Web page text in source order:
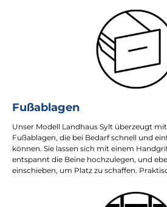
Fußablagen
Unser Modell Landhaus Sylt überzeugt
Fußablagen, die bei Bedarf schnell und
können. Sie lassen sich mit einem
entspannt die Beine hochzulegen, und
einschieben, um Platz zu schaffen.